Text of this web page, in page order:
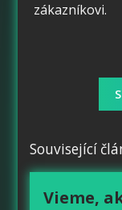
zákazníkovi.
Související
Vieme,